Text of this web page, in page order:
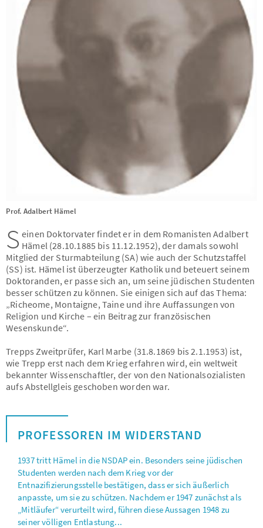
Prof. Adalbert Hämel
S einen Doktorvater findet er in dem Romanisten Adalbert
Hämel (28.10.1885 bis 11.12.1952), der damals sowohl
Mitglied der Sturmabteilung (SA) wie auch der Schutzstaffel
(SS) ist. Hämel ist überzeugter Katholik und beteuert seinem
Doktoranden, er passe sich an, um seine jüdischen Studenten
besser schützen zu können. Sie einigen sich auf das Thema:
„Richeome, Montaigne, Taine und ihre Auffassungen von
Religion und Kirche – ein Beitrag zur französischen
Wesenskunde“.
Trepps Zweitprüfer, Karl Marbe (31.8.1869 bis 2.1.1953) ist,
wie Trepp erst nach dem Krieg erfahren wird, ein weltweit
bekannter Wissenschaftler, der von den Nationalsozialisten
aufs Abstellgleis geschoben worden war.
PROFESSOREN IM WIDERSTAND
1937 tritt Hämel in die NSDAP ein. Besonders seine jüdischen
Studenten werden nach dem Krieg vor der
Entnazifizierungsstelle bestätigen, dass er sich äußerlich
anpasste, um sie zu schützen. Nachdem er 1947 zunächst als
„Mitläufer“ verurteilt wird, führen diese Aussagen 1948 zu
seiner völligen Entlastung...